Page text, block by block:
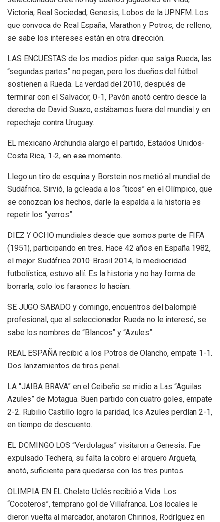
Victoria, Real Sociedad, Genesis, Lobos de la UPNFM. Los
que convoca de Real España, Marathon y Potros, de relleno,
se sabe los intereses están en otra dirección.
LAS ENCUESTAS de los medios piden que salga Rueda, las
“segundas partes” no pegan, pero los dueños del fútbol
sostienen a Rueda. La verdad del 2010, después de
terminar con el Salvador, 0-1, Pavón anotó centro desde la
derecha de David Suazo, estábamos fuera del mundial y en
repechaje contra Uruguay.
EL mexicano Archundia alargo el partido, Estados Unidos-
Costa Rica, 1-2, en ese momento.
Llego un tiro de esquina y Borstein nos metió al mundial de
Sudáfrica. Sirvió, la goleada a los “ticos” en el Olímpico, que
se conozcan los hechos, darle la espalda a la historia es
repetir los “yerros”.
DIEZ Y OCHO mundiales desde que somos parte de FIFA
(1951), participando en tres. Hace 42 años en España 1982,
el mejor. Sudáfrica 2010-Brasil 2014, la mediocridad
futbolística, estuvo allí. Es la historia y no hay forma de
borrarla, solo los faraones lo hacían.
SE JUGO SABADO y domingo, encuentros del balompié
profesional, que al seleccionador Rueda no le interesó, se
sabe los nombres de “Blancos” y “Azules”.
REAL ESPAÑA recibió a los Potros de Olancho, empate 1-1.
Dos lanzamientos de tiros penal.
LA “JAIBA BRAVA” en el Ceibeño se midio a Las “Aguilas
Azules” de Motagua. Buen partido con cuatro goles, empate
2-2. Rubilio Castillo logro la paridad, los Azules perdían 2-1,
en tiempo de descuento.
EL DOMINGO LOS “Verdolagas” visitaron a Genesis. Fue
expulsado Techera, su falta la cobro el arquero Argueta,
anotó, suficiente para quedarse con los tres puntos.
OLIMPIA EN EL Chelato Uclés recibió a Vida. Los
“Cocoteros”, temprano gol de Villafranca. Los locales le
dieron vuelta al marcador, anotaron Chirinos, Rodríguez en